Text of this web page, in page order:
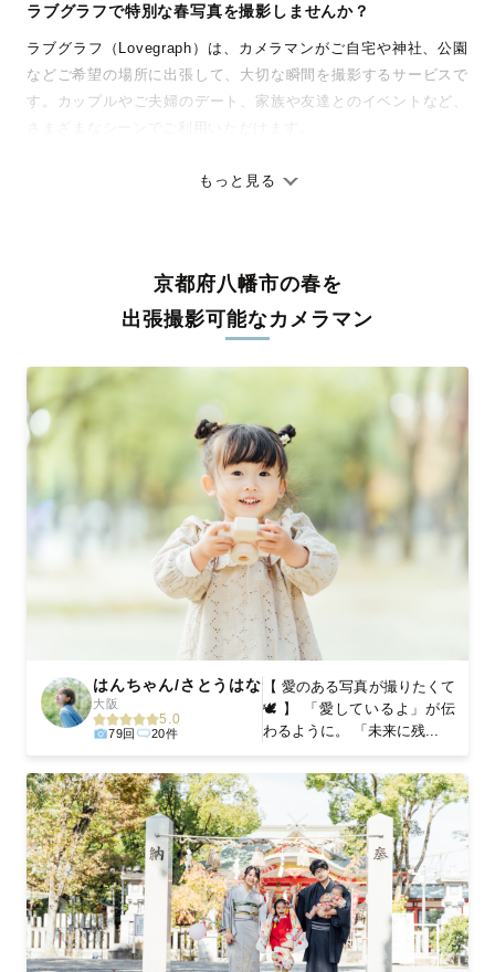
ラブグラフで特別な春写真を撮影しませんか？
ラブグラフ（Lovegraph）は、カメラマンがご自宅や神社、公園
などご希望の場所に出張して、大切な瞬間を撮影するサービスで
す。カップルやご夫婦のデート、家族や友達とのイベントなど、
ありのままの空気感を大切に、何十年経っても見返したくなるよ
料金は全国どこでも一律。わかりやすく安心の価格設定です。オ
リジナルの研修と厳正な審査に合格し、撮影技術やホスピタリテ
ィを身につけたプロのカメラマンが全国47都道府県に在籍してい
験をお届けします。
丁寧なレタッチで思い出を美しく仕上げます
撮影後は、独自の編集技術で写真の明るさや色合いを丁寧に調
整。自然な雰囲気を残しつつも、おしゃれで洗練された仕上がり
に。きっと「こんな写真を撮ってほしかった！」と思える一枚に
出会えます。まずは、ラブグラフの撮影事例をご覧ください。
もっと見る
京都府八幡市の春を
出張撮影可能なカメラマン
はんちゃん/さとうはな
大阪
5.0
79回 20件
【 愛のある写真が撮りたくて
🕊 】 「愛しているよ」が伝
わるように。 「未来に残...